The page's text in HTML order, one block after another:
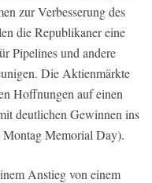
zur Verbesserung des
die Republikaner eine
Pipelines und andere
Die Aktienmärkte
Hoffnungen auf einen
deutlichen Gewinnen ins
Montag Memorial Day).
Anstieg von einem